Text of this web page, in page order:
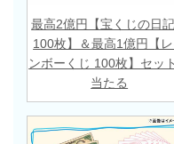
最高2億円【宝くじの日
100枚】＆最高1億円【レ
ンボーくじ 100枚】セッ
当たる